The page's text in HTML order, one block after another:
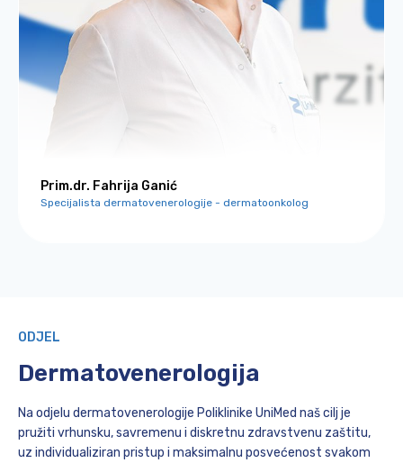
Prim.dr. Fahrija Ganić
Specijalista dermatovenerologije - dermatoonkolog
ODJEL
Dermatovenerologija
Na odjelu dermatovenerologije Poliklinike UniMed naš cilj je
pružiti vrhunsku, savremenu i diskretnu zdravstvenu zaštitu,
uz individualiziran pristup i maksimalnu posvećenost svakom